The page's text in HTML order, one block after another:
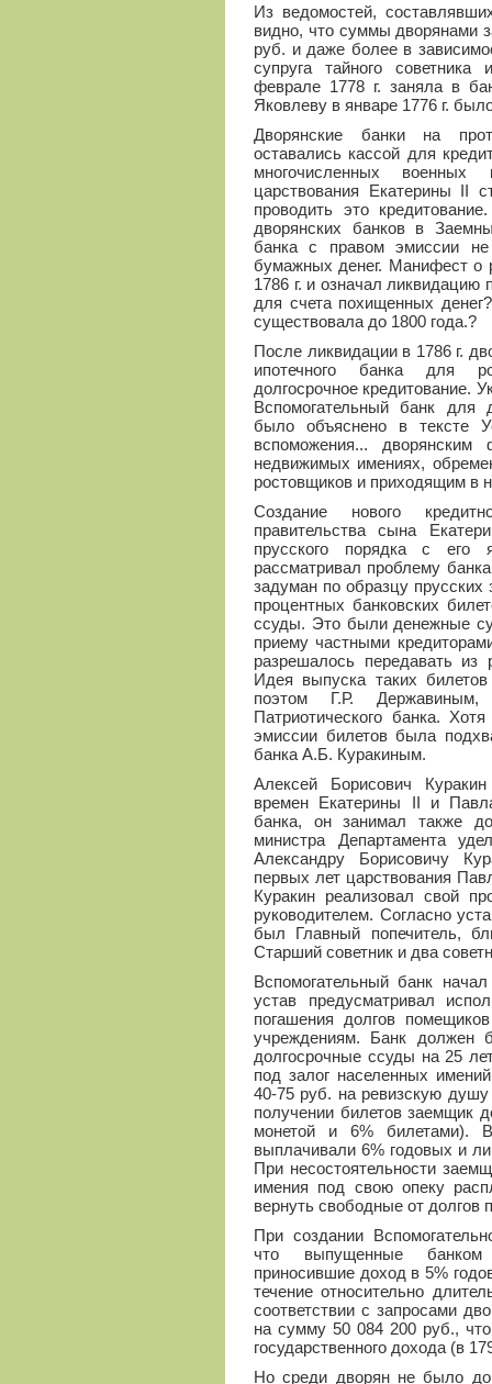
Из ведомостей,
видно, что суммы дворянами
руб. и даже более в
супруга тайного
феврале 1778 г. заняла в
Яковлеву в январе 1776 г.
Дворянские банки на
оставались кассой для
многочисленных
царствования Екатерины II
проводить это
дворянских банков в
банка с правом эмиссии
бумажных денег. Манифест о
1786 г. и означал ликвидацию
для счета похищенных
существовала до 1800 года.?
После ликвидации в 1786 г.
ипотечного банка для
долгосрочное кредитование.
Вспомогательный банк для
было объяснено в тексте
вспоможения...
недвижимых имениях,
ростовщиков и приходящим в
Создание нового
правительства сына
прусского порядка с его
рассматривал проблему
задуман по образцу
процентных банковских
ссуды. Это были денежные
приему частными
разрешалось передавать
Идея выпуска таких
поэтом Г.Р. Державиным,
Патриотического банка.
эмиссии билетов была
банка А.Б. Куракиным.
Алексей Борисович
времен Екатерины II и
банка, он занимал также
министра Департамента
Александру Борисовичу
первых лет царствования
Куракин реализовал свой
руководителем. Согласно
был Главный попечитель,
Старший советник и два
Вспомогательный банк
устав предусматривал
погашения долгов
учреждениям. Банк должен
долгосрочные ссуды на 25
под залог населенных
40-75 руб. на ревизскую
получении билетов заемщик
монетой и 6% билетами).
выплачивали 6% годовых и
При несостоятельности
имения под свою опеку
вернуть свободные от долгов
При создании
что выпущенные банком
приносившие доход в 5%
течение относительно
соответствии с запросами
на сумму 50 084 200 руб.,
государственного дохода (в
Но среди дворян не было